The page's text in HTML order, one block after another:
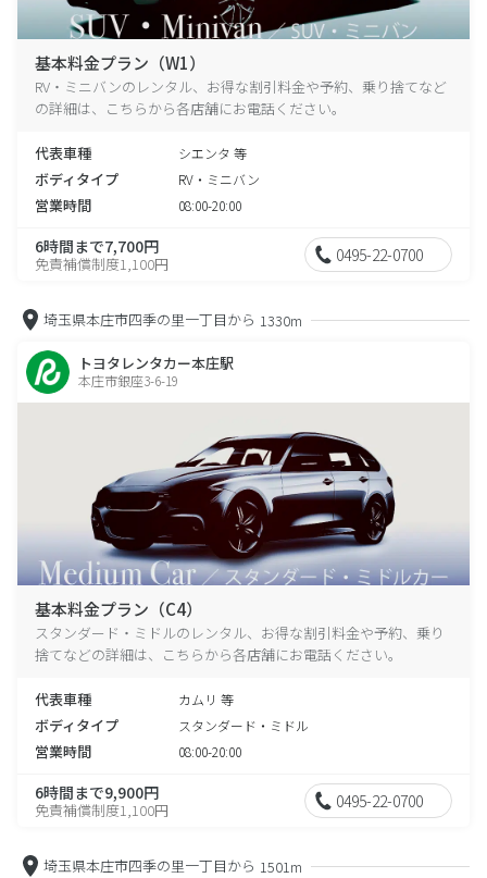
基本料金プラン（W1）
RV・ミニバンのレンタル、お得な割引料金や予約、乗り捨てなど
の詳細は、こちらから各店舗にお電話ください。
代表車種 シエンタ 等
ボディタイプ RV・ミニバン
営業時間 08:00-20:00
6時間まで7,700円
免責補償制度1,100円 0495-22-0700
埼玉県本庄市四季の里一丁目から 1330m
トヨタレンタカー本庄駅
本庄市銀座3-6-19
基本料金プラン（C4）
スタンダード・ミドルのレンタル、お得な割引料金や予約、乗り
捨てなどの詳細は、こちらから各店舗にお電話ください。
代表車種 カムリ 等
ボディタイプ スタンダード・ミドル
営業時間 08:00-20:00
6時間まで9,900円
免責補償制度1,100円 0495-22-0700
埼玉県本庄市四季の里一丁目から 1501m